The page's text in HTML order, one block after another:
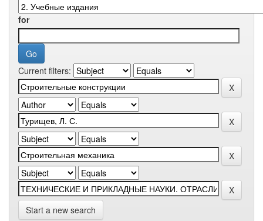
for
Current filters:
Start a new search